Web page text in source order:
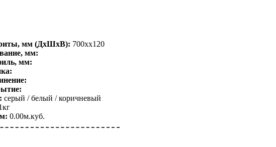
мм (ДхШхВ): 700xx120
мм:
мм:
серый / белый / коричневый
0.00м.куб.